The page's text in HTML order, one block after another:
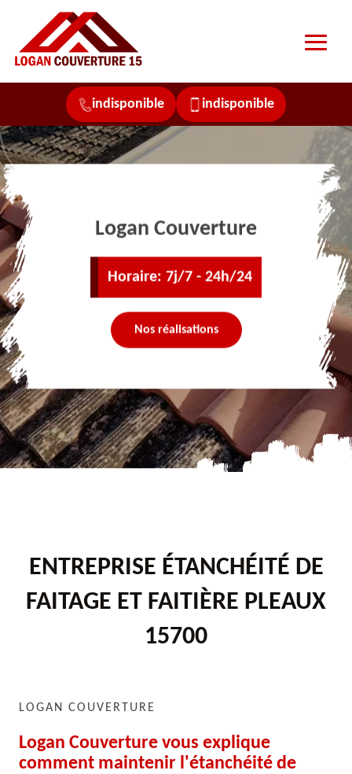
indisponible indisponible
Logan Couverture
Horaire: 7j/7 - 24h/24
Nos réalisations
ENTREPRISE ÉTANCHÉITÉ DE
FAITAGE ET FAITIÈRE PLEAUX
15700
LOGAN COUVERTURE
Logan Couverture vous explique
comment maintenir l'étanchéité de